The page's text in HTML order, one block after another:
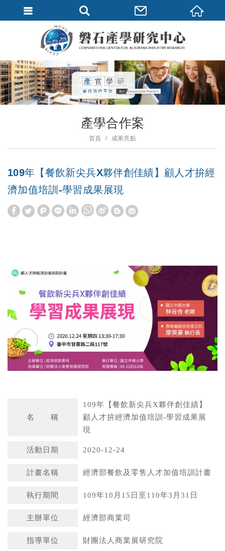
產學合作案
首頁 成果亮點
109年【餐飲新尖兵X夥伴創佳績】顧人才拚經
濟加值培訓-學習成果展現
A
p
p
e
i
b
o
名 稱
109年【餐飲新尖兵X夥伴創佳績】
顧人才拚經濟加值培訓-學習成果展
現
活動日期 2020-12-24
計畫名稱 經濟部餐飲及零售人才加值培訓計畫
執行期間 109年10月15日至110年3月31日
主辦單位 經濟部商業司
指導單位 財團法人商業展研究院